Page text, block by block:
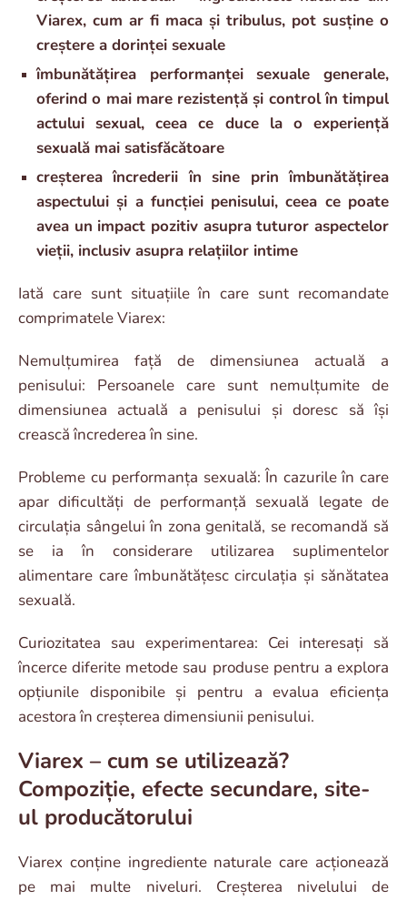
Viarex, cum ar fi maca și tribulus, pot susține o
creștere a dorinței sexuale
îmbunătățirea performanței sexuale generale,
oferind o mai mare rezistență și control în timpul
actului sexual, ceea ce duce la o experiență
sexuală mai satisfăcătoare
creșterea încrederii în sine prin îmbunătățirea
aspectului și a funcției penisului, ceea ce poate
avea un impact pozitiv asupra tuturor aspectelor
vieții, inclusiv asupra relațiilor intime
Iată care sunt situațiile în care sunt recomandate
comprimatele Viarex:
Nemulțumirea față de dimensiunea actuală a
penisului: Persoanele care sunt nemulțumite de
dimensiunea actuală a penisului și doresc să își
crească încrederea în sine.
Probleme cu performanța sexuală: În cazurile în care
apar dificultăți de performanță sexuală legate de
circulația sângelui în zona genitală, se recomandă să
se ia în considerare utilizarea suplimentelor
alimentare care îmbunătățesc circulația și sănătatea
sexuală.
Curiozitatea sau experimentarea: Cei interesați să
încerce diferite metode sau produse pentru a explora
opțiunile disponibile și pentru a evalua eficiența
acestora în creșterea dimensiunii penisului.
Viarex – cum se utilizează?
Compoziție, efecte secundare, site-
ul producătorului
Viarex conține ingrediente naturale care acționează
pe mai multe niveluri. Creșterea nivelului de